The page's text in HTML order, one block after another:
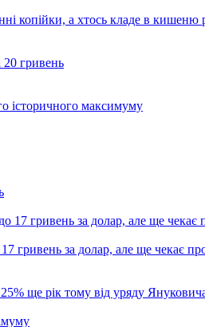
копійки, а хтось кладе в кишеню
20 гривень
історичного максимуму
гривень за долар, але ще чекає
ще рік тому від уряду